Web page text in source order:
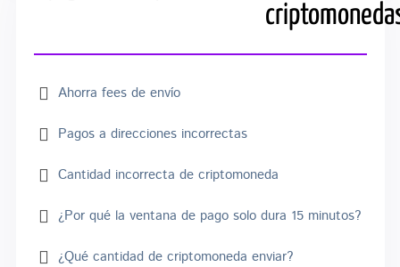
Ahorra fees de envío
Pagos a direcciones incorrectas
Cantidad incorrecta de criptomoneda
¿Por qué la ventana de pago solo dura 15 minutos?
¿Qué cantidad de criptomoneda enviar?